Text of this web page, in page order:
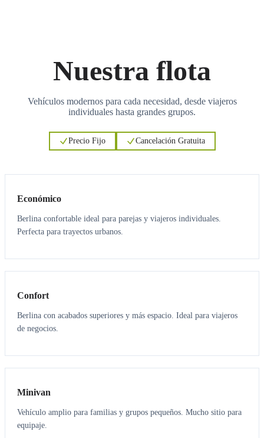
Nuestra flota
Vehículos modernos para cada necesidad, desde viajeros
individuales hasta grandes grupos.
Precio Fijo Cancelación Gratuita
Económico
Berlina confortable ideal para parejas y viajeros individuales.
Perfecta para trayectos urbanos.
3 3
Confort
Berlina con acabados superiores y más espacio. Ideal para viajeros
de negocios.
6 5
Minivan
Vehículo amplio para familias y grupos pequeños. Mucho sitio para
equipaje.